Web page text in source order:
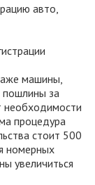
авто,
машины,
пошлины за
необходимости
процедура
стоит 500
номерных
увеличиться